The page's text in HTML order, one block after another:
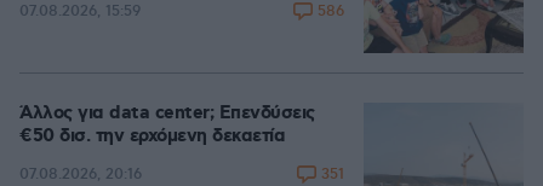
07.08.2026, 15:59 586
Άλλος για data center; Επενδύσεις
€50 δισ. την ερχόμενη δεκαετία
07.08.2026, 20:16 351